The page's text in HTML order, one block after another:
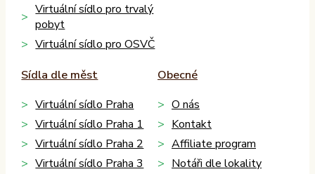
Virtuální sídlo pro trvalý
pobyt
Virtuální sídlo pro OSVČ
Sídla dle měst
Virtuální sídlo Praha
Virtuální sídlo Praha 1
Virtuální sídlo Praha 2
Virtuální sídlo Praha 3
Obecné
O nás
Kontakt
Affiliate program
Notáři dle lokality